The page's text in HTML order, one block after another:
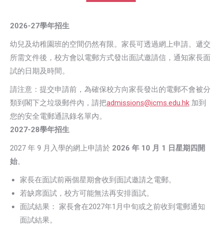
2026-27學年招生
幼兒及幼稚園班的空間仍然有限。家長可透過網上申請。遞交
所需文件後，校方會以電郵方式發出面試邀請信，通知家長面
試的日期及時間。
請注意：提交申請前，為確保校方向家長發出的電郵不會被分
類到閣下之垃圾郵件內，請把admissions@icms.edu.hk 加到
您的安全電郵通訊錄名單內。
2027-28學年招生
2027 年 9 月入學的網上申請於 2026 年 10 月 1 日星期四開
始。
家長在面試前兩個星期會收到面試邀請之電郵。
若缺席面試，校方可能無法再安排面試。
面試結果： 家長會在2027年1月中旬或之前收到電郵通知
面試結果。